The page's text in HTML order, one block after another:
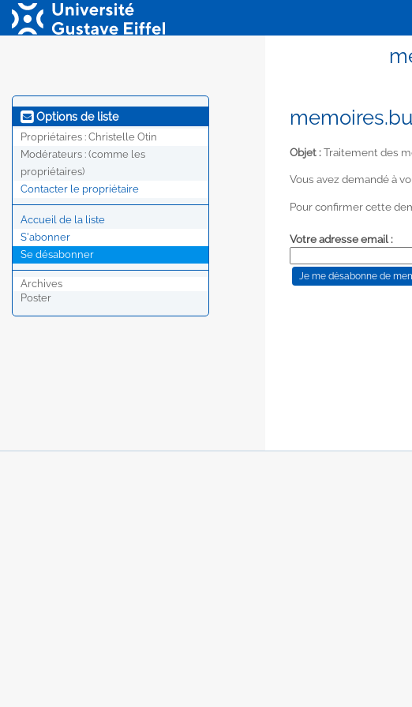
Options de liste
Propriétaires : Christelle Otin
Modérateurs : (comme les
propriétaires)
Contacter le propriétaire
Accueil de la liste
S'abonner
Se désabonner
Archives
Poster
Objet :Traitement des
Vous avez demandé à
Pour confirmer cette
Votre adresse email :